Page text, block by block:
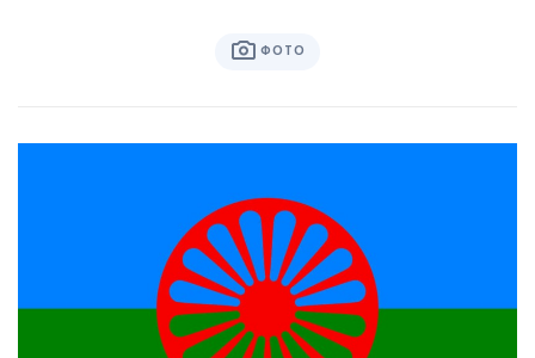
ФОТО